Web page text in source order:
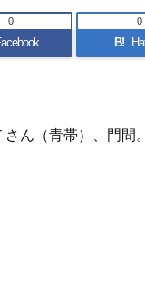
0
B!
0
ん（青帯）、門間。